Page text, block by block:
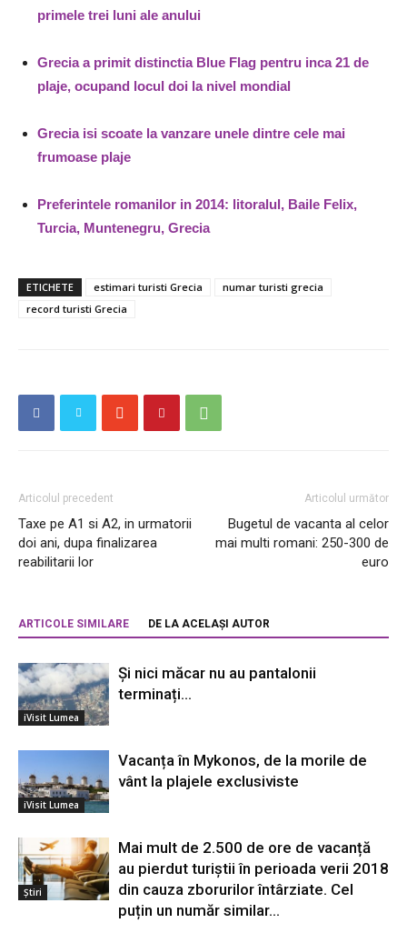
primele trei luni ale anului
Grecia a primit distinctia Blue Flag pentru inca 21 de
plaje, ocupand locul doi la nivel mondial
Grecia isi scoate la vanzare unele dintre cele mai
frumoase plaje
Preferintele romanilor in 2014: litoralul, Baile Felix,
Turcia, Muntenegru, Grecia
ETICHETE estimari turisti Grecia
numar turisti grecia
record turisti Grecia
Articolul precedent
Taxe pe A1 si A2, in urmatorii
doi ani, dupa finalizarea
reabilitarii lor
Articolul următor
Bugetul de vacanta al celor
mai multi romani: 250-300 de
euro
ARTICOLE SIMILARE DE LA ACELAȘI AUTOR
iVisit Lumea
Și nici măcar nu au pantalonii
terminați…
iVisit Lumea
Vacanța în Mykonos, de la morile de
vânt la plajele exclusiviste
Știri
Mai mult de 2.500 de ore de vacanță
au pierdut turiștii în perioada verii 2018
din cauza zborurilor întârziate. Cel
puțin un număr similar...